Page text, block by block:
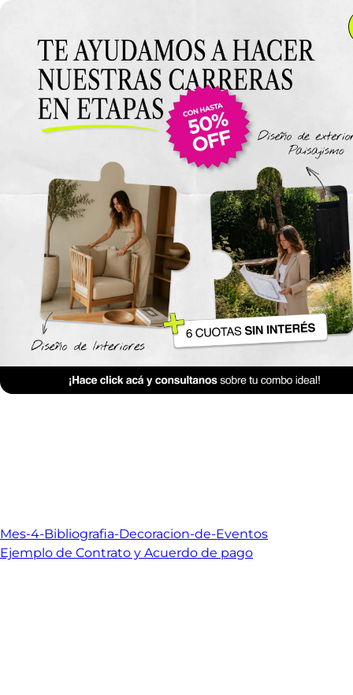
Anterior Clase
Clase 16
Materiales
Mes-4-Bibliografia-Decoracion-de-Eventos
Ejemplo de Contrato y Acuerdo de pago